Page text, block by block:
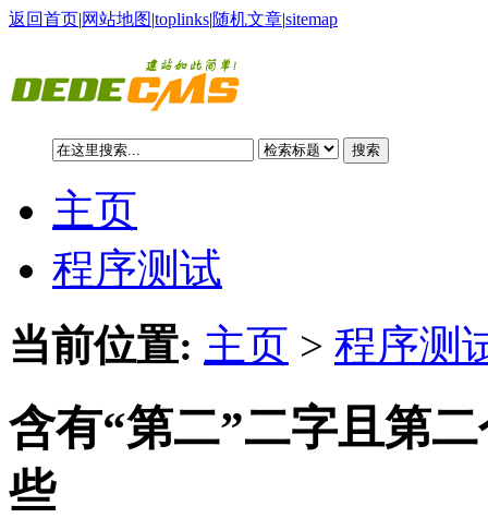
返回首页|网站地图|toplinks|随机文章|sitemap
搜索
主页
程序测试
当前位置: 主页 > 程序测
含有“第二”二字且第
些